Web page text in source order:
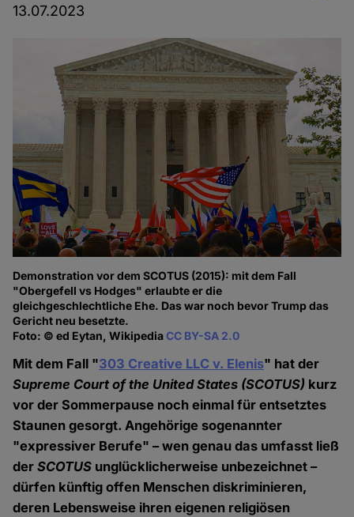
13.07.2023
Demonstration vor dem SCOTUS (2015): mit dem Fall
"Obergefell vs Hodges" erlaubte er die
gleichgeschlechtliche Ehe. Das war noch bevor Trump das
Gericht neu besetzte.
Foto: © ed Eytan, WikipediaCC BY-SA 2.0
Mit dem Fall "303 Creative LLC v. Elenis" hat der
Supreme Court of the United States (SCOTUS) kurz
vor der Sommerpause noch einmal für entsetztes
Staunen gesorgt. Angehörige sogenannter
"expressiver Berufe" – wen genau das umfasst ließ
derSCOTUS unglücklicherweise unbezeichnet –
dürfen künftig offen Menschen diskriminieren,
deren Lebensweise ihren eigenen religiösen